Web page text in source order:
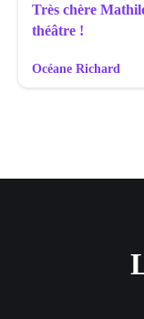
Très chère
théâtre !
Océane Richard